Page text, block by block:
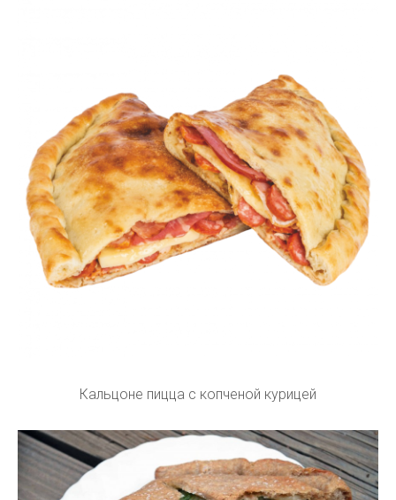
Кальцоне пицца с копченой курицей